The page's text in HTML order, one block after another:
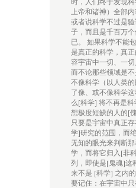
上帝和诸神）全部
或者说科学不过是
子，而且是千百万
已。 如果科学不能
是真正的科学，真
容宇宙中一切、一切
而不论那些领域是
不像科学（以人类
了像、或不像科学
么[科学] 将不再是
想极度短缺的人的[
只要是宇宙中真正
学]研究的范围，而
无知的眼光来判断
学，而将它归入[非
列，即使是[鬼魂]这
来不是 [科学] 之内
要记住：在宇宙中